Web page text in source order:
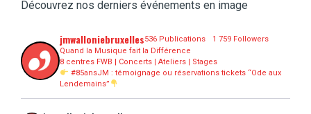
Découvrez nos derniers événements en image
jmwalloniebruxelles536 Publications
1 759 Followers
Quand la Musique fait la Différence
8 centres FWB | Concerts | Ateliers | Stages
#85ansJM : témoignage ou réservations tickets “Ode aux
Lendemains”